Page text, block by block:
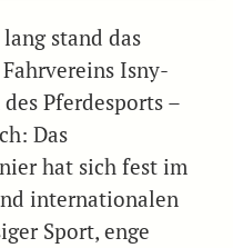
stand das
Isny-
Pferdesports –
Das
hat sich fest im
internationalen
Sport, enge